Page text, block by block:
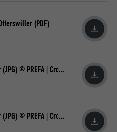
(PDF)
Schülerhort Otterswiller (JPG) © PREFA | Croce & Wir
Schülerhort Otterswiller (JPG) © PREFA | Croce & Wir
gesetzt, um zu prüfen, ob